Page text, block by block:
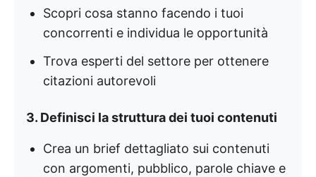
Scopri cosa stanno facendo i tuoi
concorrenti e individua le opportunità
Trova esperti del settore per ottenere
citazioni autorevoli
3. Definisci la struttura dei tuoi contenuti
Crea un brief dettagliato sui contenuti
con argomenti, pubblico, parole chiave e